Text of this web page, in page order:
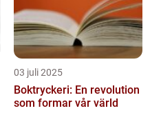
03 juli 2025
Boktryckeri: En revolution
som formar vår värld